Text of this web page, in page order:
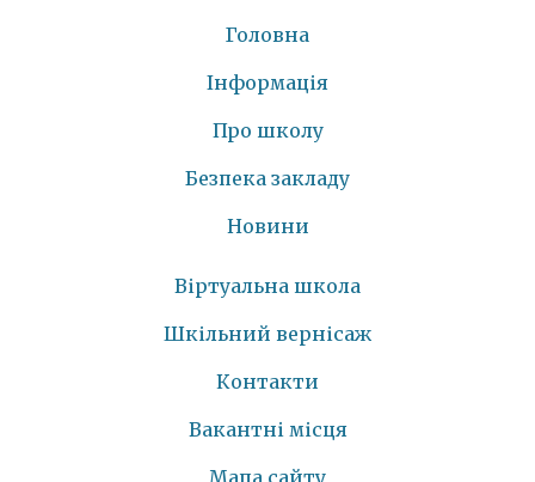
Головна
Інформація
Про школу
Безпека закладу
Новини
Віртуальна школа
Шкільний вернісаж
Контакти
Вакантні місця
Мапа сайту